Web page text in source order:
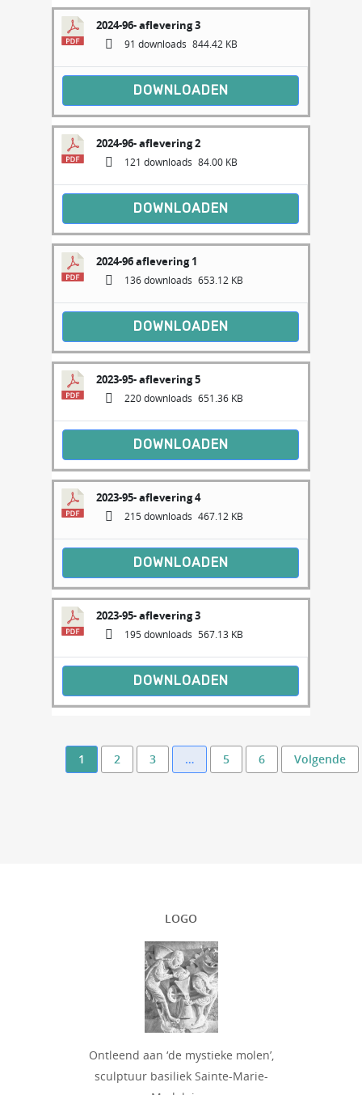
2024-96- aflevering 3
91 downloads 844.42 KB
DOWNLOADEN
2024-96- aflevering 2
121 downloads 84.00 KB
DOWNLOADEN
2024-96 aflevering 1
136 downloads 653.12 KB
DOWNLOADEN
2023-95- aflevering 5
220 downloads 651.36 KB
DOWNLOADEN
2023-95- aflevering 4
215 downloads 467.12 KB
DOWNLOADEN
2023-95- aflevering 3
195 downloads 567.13 KB
DOWNLOADEN
1 2 3 … 5 6 Volgende
LOGO
Ontleend aan ‘de mystieke molen’,
sculptuur basiliek Sainte-Marie-